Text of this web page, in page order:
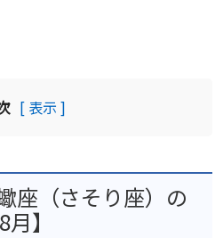
[ 表示 ]
座（さそり座）の
】